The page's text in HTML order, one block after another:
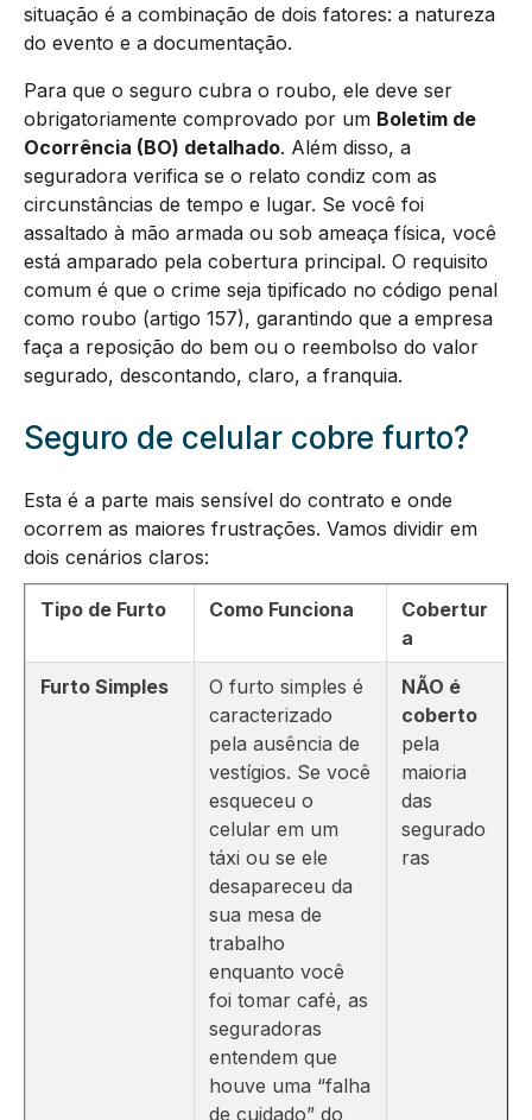
situação é a combinação de dois fatores: a natureza
do evento e a documentação.
Para que o seguro cubra o roubo, ele deve ser
obrigatoriamente comprovado por um Boletim de
Ocorrência (BO) detalhado. Além disso, a
seguradora verifica se o relato condiz com as
circunstâncias de tempo e lugar. Se você foi
assaltado à mão armada ou sob ameaça física, você
está amparado pela cobertura principal. O requisito
comum é que o crime seja tipificado no código penal
como roubo (artigo 157), garantindo que a empresa
faça a reposição do bem ou o reembolso do valor
segurado, descontando, claro, a franquia.
Seguro de celular cobre furto?
Esta é a parte mais sensível do contrato e onde
ocorrem as maiores frustrações. Vamos dividir em
dois cenários claros:
Tipo de Furto Como Funciona
Cobertur
a
Furto Simples
O furto simples é
caracterizado
pela ausência de
vestígios. Se você
esqueceu o
celular em um
táxi ou se ele
desapareceu da
sua mesa de
trabalho
enquanto você
foi tomar café, as
seguradoras
entendem que
houve uma “falha
de cuidado” do
NÃO é
coberto
pela
maioria
das
segurado
ras